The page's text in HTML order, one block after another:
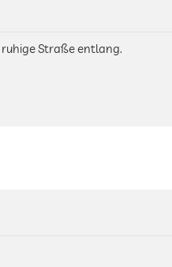
Straße entlang.